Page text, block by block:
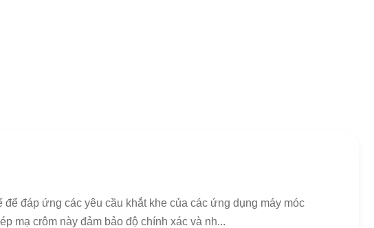
đáp ứng các yêu cầu khắt khe của các ứng dụng máy móc
mạ crôm này đảm bảo độ chính xác và nh...